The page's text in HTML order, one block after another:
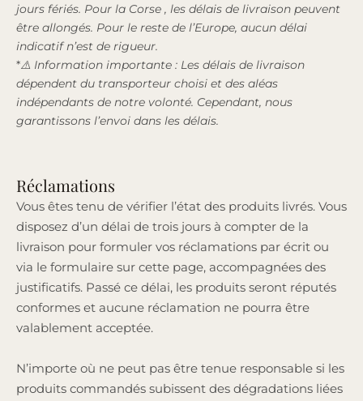
jours fériés. Pour la Corse , les délais de livraison peuvent
être allongés. Pour le reste de l’Europe, aucun délai
indicatif n’est de rigueur.
*⚠️ Information importante : Les délais de livraison
dépendent du transporteur choisi et des aléas
indépendants de notre volonté. Cependant, nous
garantissons l’envoi dans les délais.
Réclamations
Vous êtes tenu de vérifier l’état des produits livrés. Vous
disposez d’un délai de trois jours à compter de la
livraison pour formuler vos réclamations par écrit ou
via le formulaire sur cette page, accompagnées des
justificatifs. Passé ce délai, les produits seront réputés
conformes et aucune réclamation ne pourra être
valablement acceptée.
N’importe où ne peut pas être tenue responsable si les
produits commandés subissent des dégradations liées